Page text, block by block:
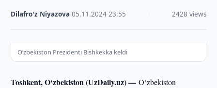
Dilafro'z Niyazova ·05.11.2024 ·23:55 2428 views
O‘zbekiston Prezidenti Bishkekka keldi
Toshkent, O‘zbekiston (UzDaily.uz) —O‘zbekiston